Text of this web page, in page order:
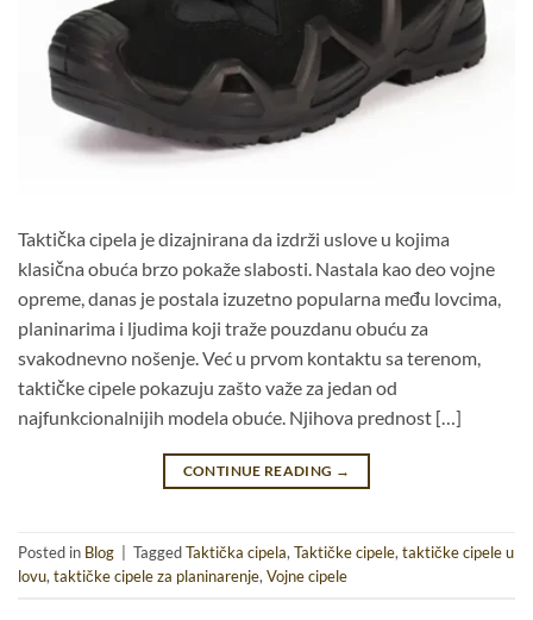
Taktička cipela je dizajnirana da izdrži uslove u kojima
klasična obuća brzo pokaže slabosti. Nastala kao deo vojne
opreme, danas je postala izuzetno popularna među lovcima,
planinarima i ljudima koji traže pouzdanu obuću za
svakodnevno nošenje. Već u prvom kontaktu sa terenom,
taktičke cipele pokazuju zašto važe za jedan od
najfunkcionalnijih modela obuće. Njihova prednost […]
CONTINUE READING →
Posted in Blog TaggedTaktička cipela, Taktičke cipele, taktičke cipele u
lovu, taktičke cipele za planinarenje, Vojne cipele